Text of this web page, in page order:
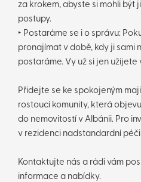
za krokem, abyste si mohli být
postupy.
‣ Postaráme se i o správu:
pronajímat v době, kdy ji sami
postaráme. Vy už si jen užijete
Přidejte se ke spokojeným
rostoucí komunity, která
do nemovitostí v Albánii. Pro
v rezidenci nadstandardní
Kontaktujte nás a rádi vám
informace a nabídky.